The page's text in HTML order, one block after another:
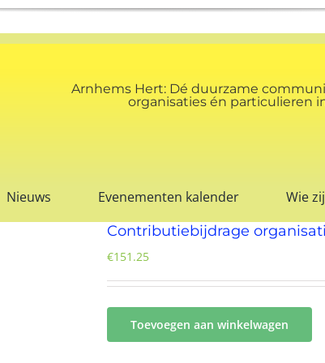
Arnhems Hert: Dé duurzame
organisaties én particulieren
Nieuws Evenementen kalender Wie
Contributiebijdrage
€151.25
Toevoegen aan winkelwagen